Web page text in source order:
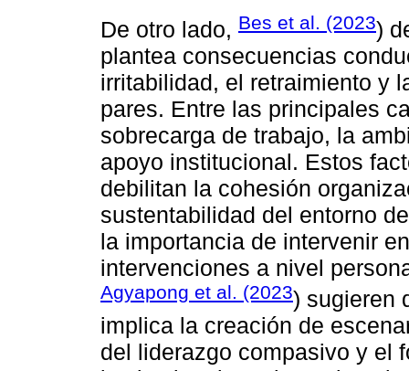
De otro lado, Bes et al. (2023)
plantea consecuencias
irritabilidad, el retraimiento y
pares. Entre las principales
sobrecarga de trabajo, la
apoyo institucional. Estos
debilitan la cohesión
sustentabilidad del entorno
la importancia de intervenir
intervenciones a nivel
Agyapong et al. (2023) sugieren
implica la creación de
del liderazgo compasivo y el